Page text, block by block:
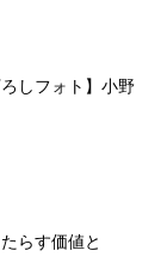
しフォト】小野
らす価値と